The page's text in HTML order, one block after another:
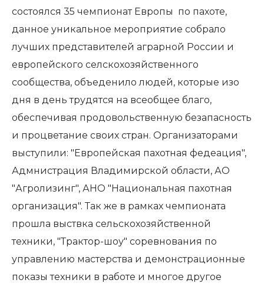
состоялся 35 чемпионат Европы по пахоте,
данное уникальное мероприятие собрало
лучших представителей аграрной России и
европейского селскохозяйственного
сообщества, объеденило людей, которые изо
дня в день трудятся на всеобщее благо,
обеспечивая продовольственную безапасность
и процветание своих стран. Организаторами
выступили: "Европейская пахотная федеация",
Адмнистрация Владимирской области, АО
"Агролизинг", АНО "Национальная пахотная
организация". Так же в рамках чемпионата
прошла выствка сельскохозяйственной
техники, "Трактор-шоу" соревнования по
управлению мастерства и демонстрационные
показы техники в работе и многое другое